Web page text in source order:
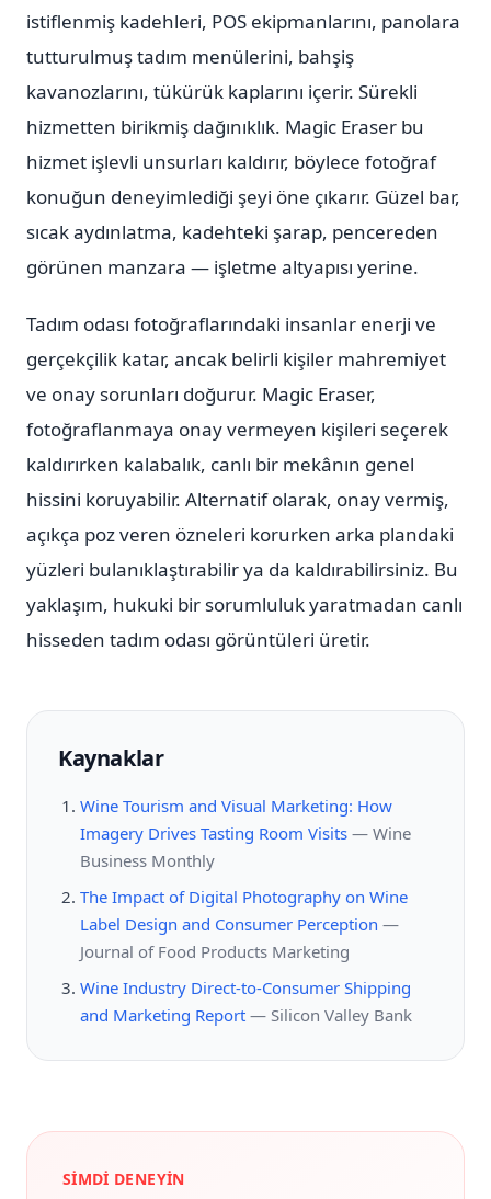
istiflenmiş kadehleri, POS ekipmanlarını, panolara
tutturulmuş tadım menülerini, bahşiş
kavanozlarını, tükürük kaplarını içerir. Sürekli
hizmetten birikmiş dağınıklık. Magic Eraser bu
hizmet işlevli unsurları kaldırır, böylece fotoğraf
konuğun deneyimlediği şeyi öne çıkarır. Güzel bar,
sıcak aydınlatma, kadehteki şarap, pencereden
görünen manzara — işletme altyapısı yerine.
Tadım odası fotoğraflarındaki insanlar enerji ve
gerçekçilik katar, ancak belirli kişiler mahremiyet
ve onay sorunları doğurur. Magic Eraser,
fotoğraflanmaya onay vermeyen kişileri seçerek
kaldırırken kalabalık, canlı bir mekânın genel
hissini koruyabilir. Alternatif olarak, onay vermiş,
açıkça poz veren özneleri korurken arka plandaki
yüzleri bulanıklaştırabilir ya da kaldırabilirsiniz. Bu
yaklaşım, hukuki bir sorumluluk yaratmadan canlı
hisseden tadım odası görüntüleri üretir.
Kaynaklar
Wine Tourism and Visual Marketing: How
Imagery Drives Tasting Room Visits — Wine
Business Monthly
The Impact of Digital Photography on Wine
Label Design and Consumer Perception —
Journal of Food Products Marketing
Wine Industry Direct-to-Consumer Shipping
and Marketing Report — Silicon Valley Bank
SIMDI DENEYIN